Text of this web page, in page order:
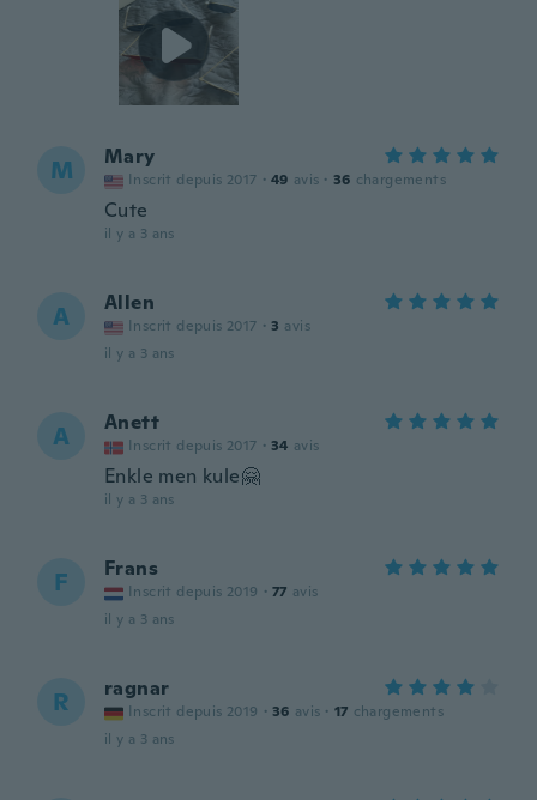
M Mary
Inscrit depuis 2017 · 49 avis · 36 chargements
Cute
il y a 3 ans
A Allen
Inscrit depuis 2017 · 3 avis
il y a 3 ans
A Anett
Inscrit depuis 2017 · 34 avis
Enkle men kule🤗
il y a 3 ans
F Frans
Inscrit depuis 2019 · 77 avis
il y a 3 ans
R ragnar
Inscrit depuis 2019 · 36 avis · 17 chargements
il y a 3 ans